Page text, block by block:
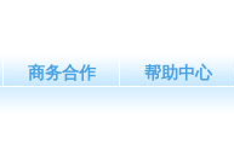
商务合作 帮助中心